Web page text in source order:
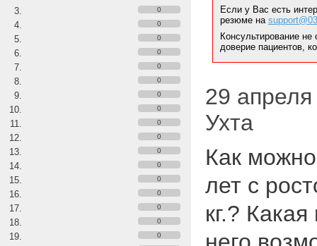
0
0
0
0
0
0
0
0
0
0
0
0
0
0
0
0
0
Если у Вас есть
резюме на
Консультирование
доверие пациентов,
29
Ухта
Как
лет с
кг.?